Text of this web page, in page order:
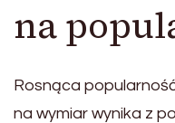
na
Rosnąca
na wymiar wynika z